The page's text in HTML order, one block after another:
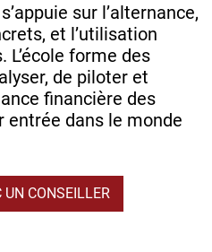
sur l’alternance,
et l’utilisation
L’école forme des
de piloter et
financière des
entrée dans le monde
UN CONSEILLER